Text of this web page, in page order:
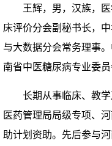
王辉，男，汉族，
床评价分会副秘书长，
与大数据分会常务理事
南省中医糖尿病专业委
长期从事临床、教
医药管理局局级专项、
助计划资助。先后参与